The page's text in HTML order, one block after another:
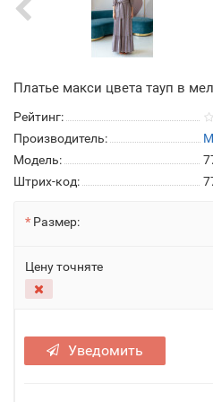
Платье макси цвета тауп в
Рейтинг:
Производитель:
Модель:
Штрих-код:
Размер:
Цену точняте
Уведомить